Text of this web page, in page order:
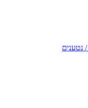
נטענים